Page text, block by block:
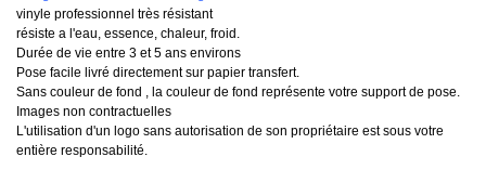
vinyle professionnel très résistant
résiste a l'eau, essence, chaleur, froid.
Durée de vie entre 3 et 5 ans environs
Pose facile livré directement sur papier transfert.
Sans couleur de fond , la couleur de fond représente votre support de pose.
Images non contractuelles
L'utilisation d'un logo sans autorisation de son propriétaire est sous votre
entière responsabilité.